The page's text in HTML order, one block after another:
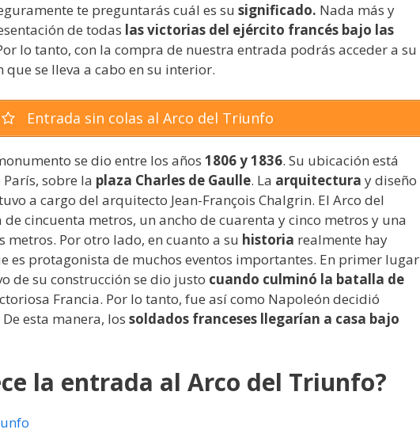
te preguntarás cuál es su significado. Nada más y
de todas las victorias del ejército francés bajo las
lo tanto, con la compra de nuestra entrada podrás acceder a su
se lleva a cabo en su interior.
Entrada sin colas al Arco del Triunfo
se dio entre los años 1806 y 1836. Su ubicación está
sobre la plaza Charles de Gaulle. La arquitectura y diseño
a cargo del arquitecto Jean-François Chalgrin. El Arco del
cincuenta metros, un ancho de cuarenta y cinco metros y una
Por otro lado, en cuanto a su historia realmente hay
es protagonista de muchos eventos importantes. En primer lugar
de su construcción se dio justo cuando culminó la batalla de
Francia. Por lo tanto, fue así como Napoleón decidió
esta manera, los soldados franceses llegarían a casa bajo
la entrada al Arco del Triunfo?